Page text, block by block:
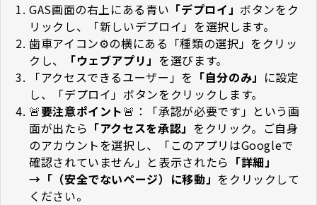
GAS画面の右上にある青い 「デプロイ」 ボタンをク
リックし、「新しいデプロイ」を選択します。
歯車アイコン⚙の横にある「種類の選択」をクリッ
クし、
「ウェブアプリ」 を選びます。
「アクセスできるユーザー」を 「自分のみ」 に設定
し、「デプロイ」ボタンをクリックします。
🚨要注意ポイント🚨：「承認が必要です」という画
面が出たら 「アクセスを承認」 をクリック。ご自身
のアカウントを選択し、「このアプリはGoogleで
確認されていません」と表示されたら 「詳細」
→「（安全でないページ）に移動」 をクリックして
ください。